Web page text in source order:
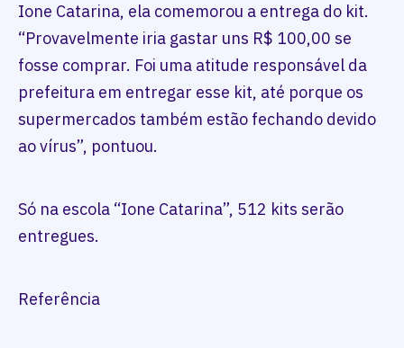
Ione Catarina, ela comemorou a entrega do kit.
“Provavelmente iria gastar uns R$ 100,00 se
fosse comprar. Foi uma atitude responsável da
prefeitura em entregar esse kit, até porque os
supermercados também estão fechando devido
ao vírus”, pontuou.
Só na escola “Ione Catarina”, 512 kits serão
entregues.
Referência